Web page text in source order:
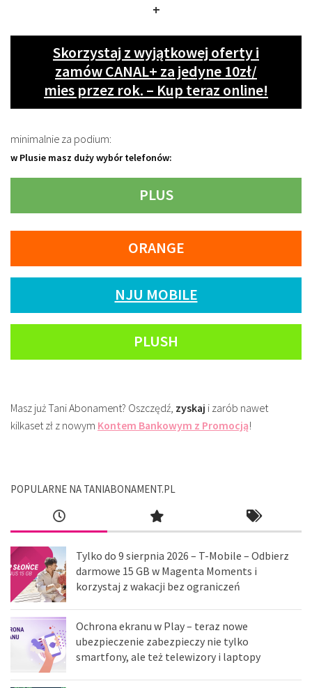
+
Skorzystaj z wyjątkowej oferty i
zamów CANAL+ za jedyne 10zł/
mies przez rok. – Kup teraz online!
minimalnie za podium:
w Plusie masz duży wybór telefonów:
PLUS
ORANGE
NJU MOBILE
PLUSH
Masz już Tani Abonament? Oszczędź, zyskaj i zarób nawet
kilkaset zł z nowym Kontem Bankowym z Promocją!
POPULARNE NA TANIABONAMENT.PL
Tylko do 9 sierpnia 2026 – T-Mobile – Odbierz
darmowe 15 GB w Magenta Moments i
korzystaj z wakacji bez ograniczeń
Ochrona ekranu w Play – teraz nowe
ubezpieczenie zabezpieczy nie tylko
smartfony, ale też telewizory i laptopy